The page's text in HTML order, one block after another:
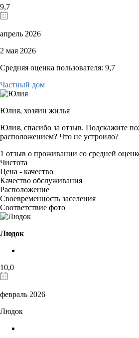
9,7
апрель 2026
2 мая 2026
Средняя оценка пользователя: 9,7
Частный дом
Юлия, хозяин жилья
Юлия, спасибо за отзыв. Подскажите
расположением? Что не устроило?
1 отзыв о проживании со средней
Чистота
Цена - качество
Качество обслуживания
Расположение
Своевременность заселения
Соответствие фото
Людок
10,0
февраль 2026
Людок